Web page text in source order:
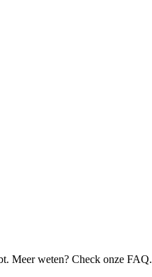
Meer weten? Check onze FAQ.